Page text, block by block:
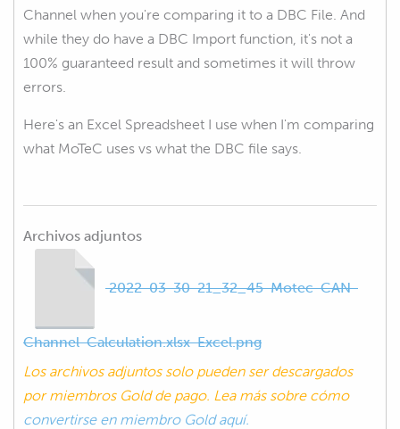
Channel when you're comparing it to a DBC File. And
while they do have a DBC Import function, it's not a
100% guaranteed result and sometimes it will throw
errors.
Here's an Excel Spreadsheet I use when I'm comparing
what MoTeC uses vs what the DBC file says.
Archivos adjuntos
2022-03-30-21_32_45-Motec-CAN-
Channel-Calculation.xlsx-Excel.png
Los archivos adjuntos solo pueden ser descargados
por miembros Gold de pago. Lea más sobre cómo
convertirse en miembro Gold aquí.